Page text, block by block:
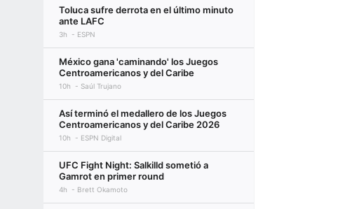
Toluca sufre derrota en el último minuto
ante LAFC
3h ESPN
México gana 'caminando' los Juegos
Centroamericanos y del Caribe
10h Saúl Trujano
Así terminó el medallero de los Juegos
Centroamericanos y del Caribe 2026
10h ESPN Digital
UFC Fight Night: Salkilld sometió a
Gamrot en primer round
4h Brett Okamoto